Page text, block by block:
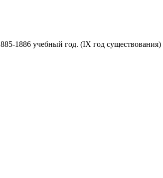
1886 учебный год. (IX год существования)